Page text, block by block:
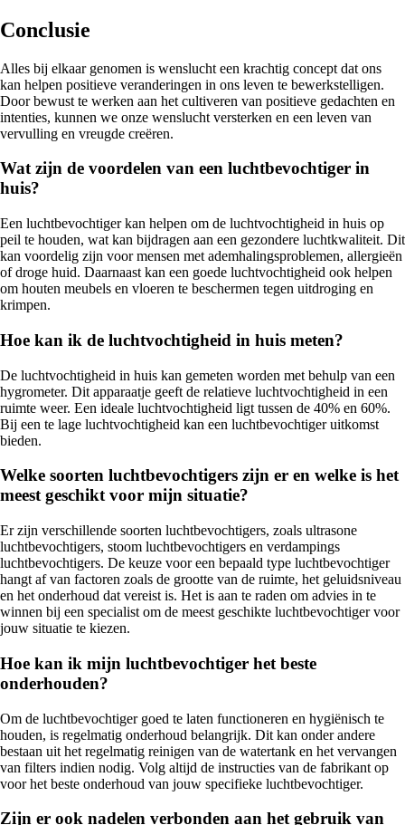
Conclusie
Alles bij elkaar genomen is wenslucht een krachtig concept dat ons
kan helpen positieve veranderingen in ons leven te bewerkstelligen.
Door bewust te werken aan het cultiveren van positieve gedachten en
intenties, kunnen we onze wenslucht versterken en een leven van
vervulling en vreugde creëren.
Wat zijn de voordelen van een luchtbevochtiger in
huis?
Een luchtbevochtiger kan helpen om de luchtvochtigheid in huis op
peil te houden, wat kan bijdragen aan een gezondere luchtkwaliteit. Dit
kan voordelig zijn voor mensen met ademhalingsproblemen, allergieën
of droge huid. Daarnaast kan een goede luchtvochtigheid ook helpen
om houten meubels en vloeren te beschermen tegen uitdroging en
krimpen.
Hoe kan ik de luchtvochtigheid in huis meten?
De luchtvochtigheid in huis kan gemeten worden met behulp van een
hygrometer. Dit apparaatje geeft de relatieve luchtvochtigheid in een
ruimte weer. Een ideale luchtvochtigheid ligt tussen de 40% en 60%.
Bij een te lage luchtvochtigheid kan een luchtbevochtiger uitkomst
bieden.
Welke soorten luchtbevochtigers zijn er en welke is het
meest geschikt voor mijn situatie?
Er zijn verschillende soorten luchtbevochtigers, zoals ultrasone
luchtbevochtigers, stoom luchtbevochtigers en verdampings
luchtbevochtigers. De keuze voor een bepaald type luchtbevochtiger
hangt af van factoren zoals de grootte van de ruimte, het geluidsniveau
en het onderhoud dat vereist is. Het is aan te raden om advies in te
winnen bij een specialist om de meest geschikte luchtbevochtiger voor
jouw situatie te kiezen.
Hoe kan ik mijn luchtbevochtiger het beste
onderhouden?
Om de luchtbevochtiger goed te laten functioneren en hygiënisch te
houden, is regelmatig onderhoud belangrijk. Dit kan onder andere
bestaan uit het regelmatig reinigen van de watertank en het vervangen
van filters indien nodig. Volg altijd de instructies van de fabrikant op
voor het beste onderhoud van jouw specifieke luchtbevochtiger.
Zijn er ook nadelen verbonden aan het gebruik van